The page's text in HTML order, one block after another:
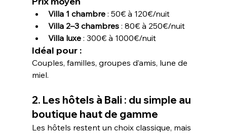
Villa 1 chambre : 50€ à 120€/nuit
Villa 2–3 chambres : 80€ à 250€/nuit
Villa luxe : 300€ à 1000€/nuit
Idéal pour :
Couples, familles, groupes d’amis, lune de
miel.
2. Les hôtels à Bali : du simple au
boutique haut de gamme
Les hôtels restent un choix classique, mais